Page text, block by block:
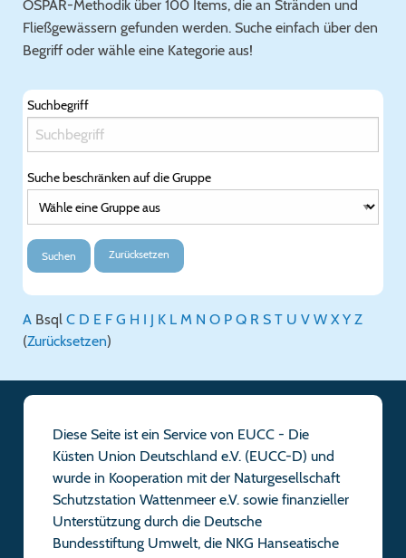
OSPAR-Methodik über 100 Items, die an Stränden und
Fließgewässern gefunden werden. Suche einfach über den
Begriff oder wähle eine Kategorie aus!
Suchbegriff
Suche beschränken auf die Gruppe
Suchen Zurücksetzen
A Bsql C D E F G H I J K L M N O P Q R S T U V W XY Z
(Zurücksetzen)
Diese Seite ist ein Service von EUCC - Die
Küsten Union Deutschland e.V. (EUCC-D) und
wurde in Kooperation mit der Naturgesellschaft
Schutzstation Wattenmeer e.V. sowie finanzieller
Unterstützung durch die Deutsche
Bundesstiftung Umwelt, die NKG Hanseatische